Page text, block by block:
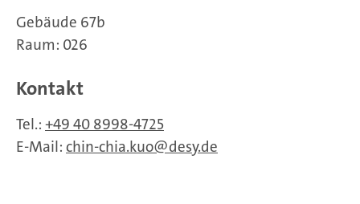
Gebäude 67b
Raum: 026
Kontakt
Tel.: +49 40 8998-4725
E-Mail: chin-chia.kuo desy.de